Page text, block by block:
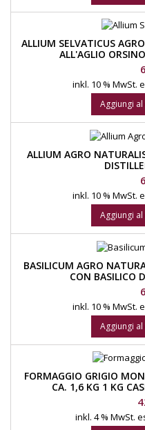
ALLIUM SELVATICUS
ALL'AGLIO
inkl. 10 % MwSt.
Aggiungi
ALLIUM AGRO
inkl. 10 % MwSt.
Aggiungi
BASILICUM AGRO
CON BASILICO
inkl. 10 % MwSt.
Aggiungi
FORMAGGIO GRIGIO
CA. 1,6 KG 1 KG
inkl. 4 % MwSt.